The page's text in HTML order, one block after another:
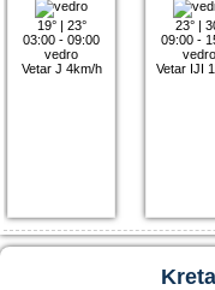
19°| 23°
03:00 - 09:00
vedro
Vetar J 4km/h
23°|
09:00 -
vedro
Vetar IJI